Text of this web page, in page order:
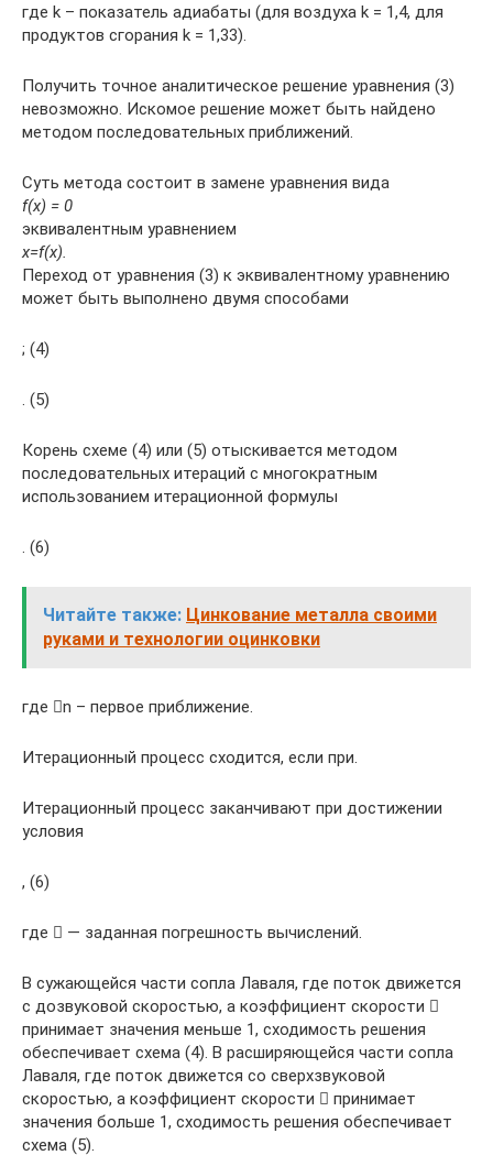
где k – показатель адиабаты (для воздуха k = 1,4, для
продуктов сгорания k = 1,33).
Получить точное аналитическое решение уравнения (3)
невозможно. Искомое решение может быть найдено
методом последовательных приближений.
Суть метода состоит в замене уравнения вида
f(x) = 0
эквивалентным уравнением
x=f(x).
Переход от уравнения (3) к эквивалентному уравнению
может быть выполнено двумя способами
; (4)
. (5)
Корень схеме (4) или (5) отыскивается методом
последовательных итераций с многократным
использованием итерационной формулы
. (6)
Читайте также: Цинкование металла своими
руками и технологии оцинковки
где n – первое приближение.
Итерационный процесс сходится, если при.
Итерационный процесс заканчивают при достижении
условия
, (6)
где  — заданная погрешность вычислений.
В сужающейся части сопла Лаваля, где поток движется
с дозвуковой скоростью, а коэффициент скорости 
принимает значения меньше 1, сходимость решения
обеспечивает схема (4). В расширяющейся части сопла
Лаваля, где поток движется со сверхзвуковой
скоростью, а коэффициент скорости  принимает
значения больше 1, сходимость решения обеспечивает
схема (5).